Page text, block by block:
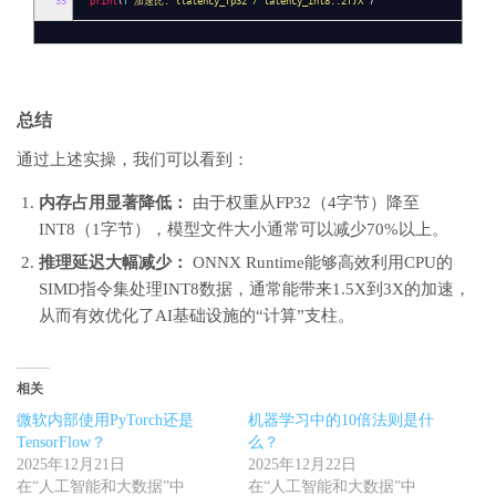
总结
通过上述实操，我们可以看到：
内存占用显著降低：
由于权重从FP32（4字节）降至
INT8（1字节），模型文件大小通常可以减少70%以上。
推理延迟大幅减少：
ONNX Runtime能够高效利用CPU的
SIMD指令集处理INT8数据，通常能带来1.5X到3X的加速，
从而有效优化了AI基础设施的“计算”支柱。
相关
微软内部使用PyTorch还是
TensorFlow？
2025年12月21日
在“人工智能和大数据”中
机器学习中的10倍法则是什
么？
2025年12月22日
在“人工智能和大数据”中